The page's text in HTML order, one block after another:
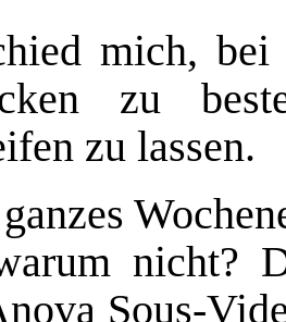
mich,
zu
zu lassen.
nicht?
Sous-